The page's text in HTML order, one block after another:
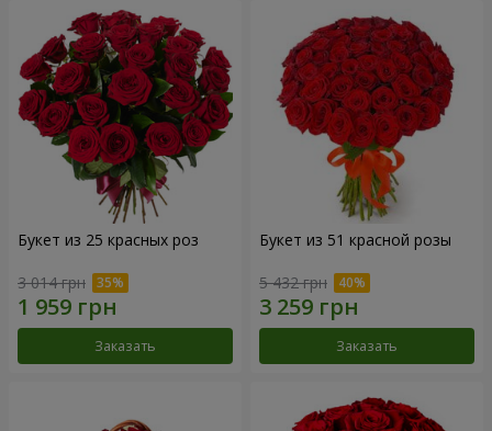
Букет из 25 красных роз
3 014 грн
Заказать
Букет из 51 красной розы
5 432 грн
Заказать